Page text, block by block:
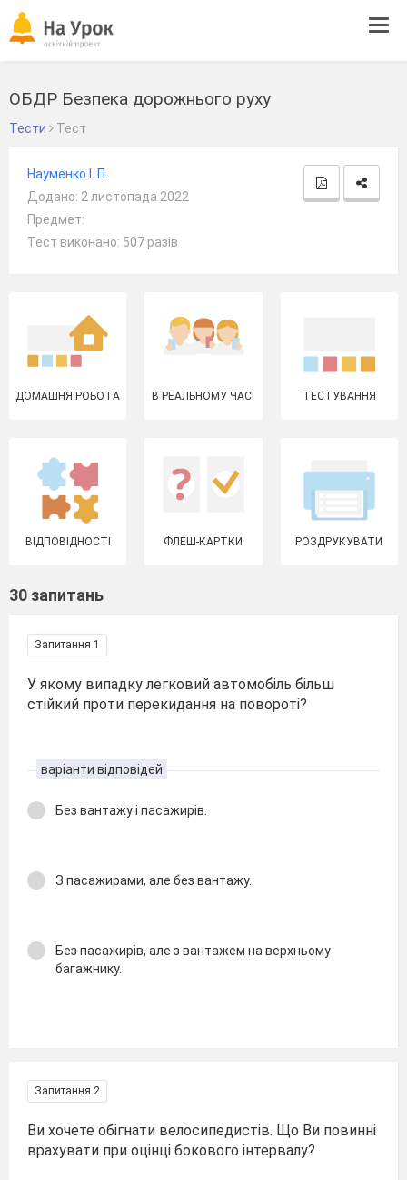
ОБДР Безпека дорожнього руху
Тести Тест
Науменко І. П.
Додано: 2 листопада 2022
Предмет:
Тест виконано: 507 разів
ДОМАШНЯ РОБОТА В РЕАЛЬНОМУ ЧАСІ ТЕСТУВАННЯ
ВІДПОВІДНОСТІ ФЛЕШ-КАРТКИ РОЗДРУКУВАТИ
30 запитань
Запитання 1
У якому випадку легковий автомобіль більш
стійкий проти перекидання на повороті?
варіанти відповідей
Без вантажу і пасажирів.
З пасажирами, але без вантажу.
Без пасажирів, але з вантажем на верхньому
багажнику.
Запитання 2
Ви хочете обігнати велосипедистів. Що Ви повинні
врахувати при оцінці бокового інтервалу?